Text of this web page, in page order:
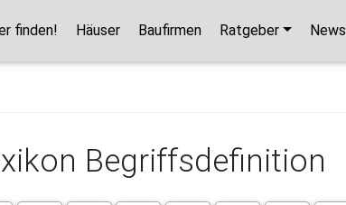
finden! Häuser Baufirmen Ratgeber News
Begriffsdefinition